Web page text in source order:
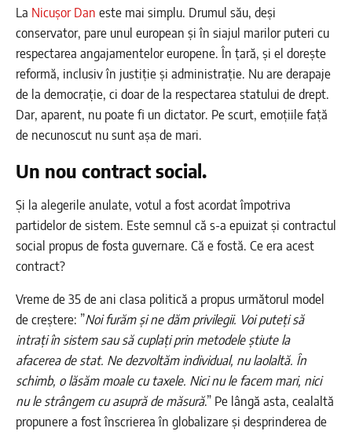
La Nicușor Dan este mai simplu. Drumul său, deși
conservator, pare unul european și în siajul marilor puteri cu
respectarea angajamentelor europene. În țară, și el dorește
reformă, inclusiv în justiție și administrație. Nu are derapaje
de la democrație, ci doar de la respectarea statului de drept.
Dar, aparent, nu poate fi un dictator. Pe scurt, emoțiile față
de necunoscut nu sunt așa de mari.
Un nou contract social.
Și la alegerile anulate, votul a fost acordat împotriva
partidelor de sistem. Este semnul că s-a epuizat și contractul
social propus de fosta guvernare. Că e fostă. Ce era acest
contract?
Vreme de 35 de ani clasa politică a propus următorul model
de creștere: ”Noi furăm și ne dăm privilegii. Voi puteți să
intrați în sistem sau să cuplați prin metodele știute la
afacerea de stat. Ne dezvoltăm individual, nu laolaltă. În
schimb, o lăsăm moale cu taxele. Nici nu le facem mari, nici
nu le strângem cu asupră de măsură.” Pe lângă asta, cealaltă
propunere a fost înscrierea în globalizare și desprinderea de